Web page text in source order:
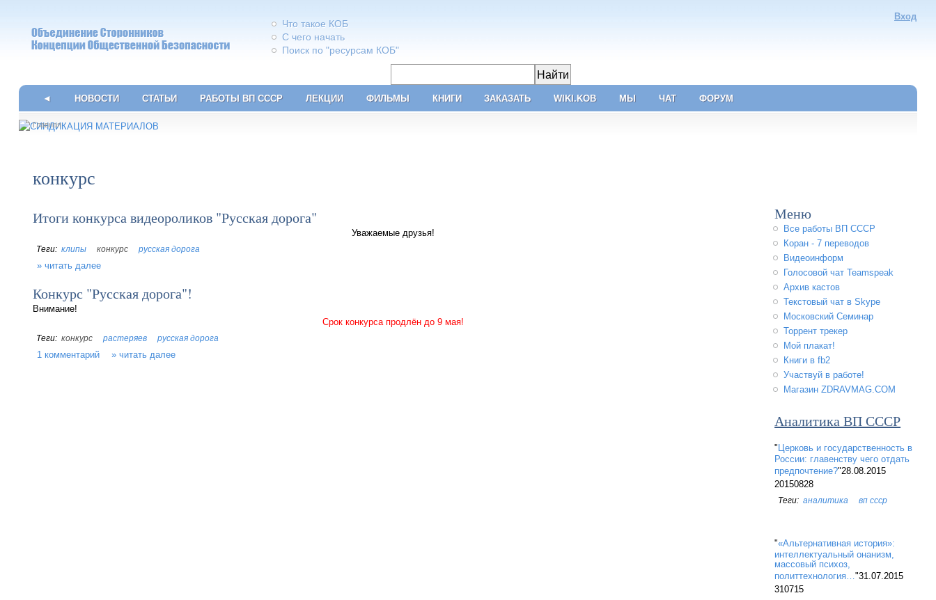
Что такое КОБ
С чего начать
Поиск по "ресурсам КОБ"
Вход
◄ НОВОСТИ СТАТЬИ РАБОТЫ ВП СССР ЛЕКЦИИ ФИЛЬМЫ КНИГИ ЗАКАЗАТЬ WIKI.KOB МЫ ЧАТ ФОРУМ
Главная
конкурс
Меню
Все работы ВП СССР
Коран - 7 переводов
Видеоинформ
Голосовой чат Teamspeak
Архив кастов
Текстовый чат в Skype
Московский Семинар
Торрент трекер
Мой плакат!
Книги в fb2
Участвуй в работе!
Магазин ZDRAVMAG.COM
Аналитика ВП СССР
" Церковь и государственность в
России: главенству чего отдать
предпочтение?"28.08.2015
20150828
аналитика вп ссср
"«Альтернативная история»:
интеллектуальный онанизм,
массовый психоз,
политтехнология…"31.07.2015
310715
Итоги конкурса видеороликов "Русская дорога"
Уважаемые друзья!
клипы конкурс русская дорога
читать далее
Конкурс "Русская дорога"!
Внимание!
Срок конкурса продлён до 9 мая!
конкурс растеряев русская дорога
1 комментарий читать далее